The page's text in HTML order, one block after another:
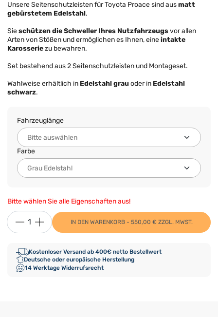
Unsere Seitenschutzleisten für Toyota Proace sind ausmatt
gebürstetem Edelstahl.
Sieschützen die Schweller Ihres Nutzfahrzeugsvor allen
Arten von Stößen und ermöglichen es Ihnen, eineintakte
Karosseriezu bewahren.
Set bestehend aus 2 Seitenschutzleisten und Montageset.
Wahlweise erhältlich in Edelstahl grauoder in Edelstahl
schwarz.
Fahrzeuglänge
Farbe
Bitte wählen Sie alle Eigenschaften aus!
IN DEN WARENKORB - 550,00 € ZZGL. MWST.
Kostenloser Versand ab 400€ netto Bestellwert
Deutsche oder europäische Herstellung
14 Werktage Widerrufsrecht